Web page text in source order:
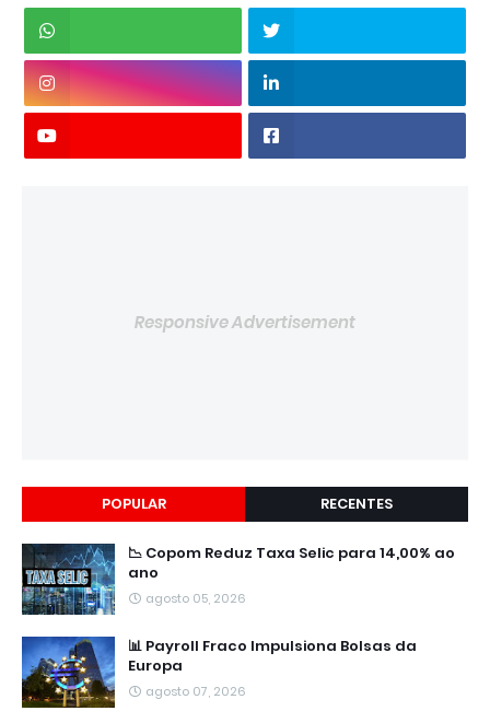
Responsive Advertisement
POPULAR RECENTES
📉 Copom Reduz Taxa Selic para 14,00% ao
ano
agosto 05, 2026
📊 Payroll Fraco Impulsiona Bolsas da
Europa
agosto 07, 2026